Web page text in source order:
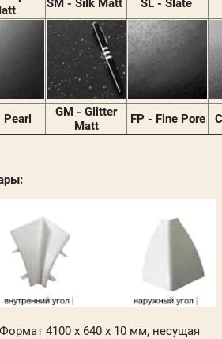
SM - Silk Matt SL - Slate
Pearl
GM - Glitter
Matt
FP - Fine Pore
4100 x 640 x 10 мм, несущая